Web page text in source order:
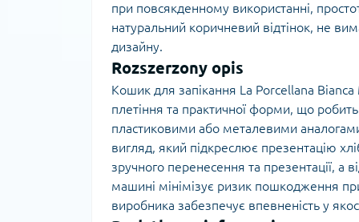
при повсякденному використанні,
натуральний коричневий відтінок, не
дизайну.
Rozszerzony opis
Кошик для запікання La Porcellana Bianca
плетіння та практичної форми, що
пластиковими або металевими
вигляд, який підкреслює презентацію
зручного перенесення та презентації, а
машині мінімізує ризик пошкодження при
виробника забезпечує впевненість у